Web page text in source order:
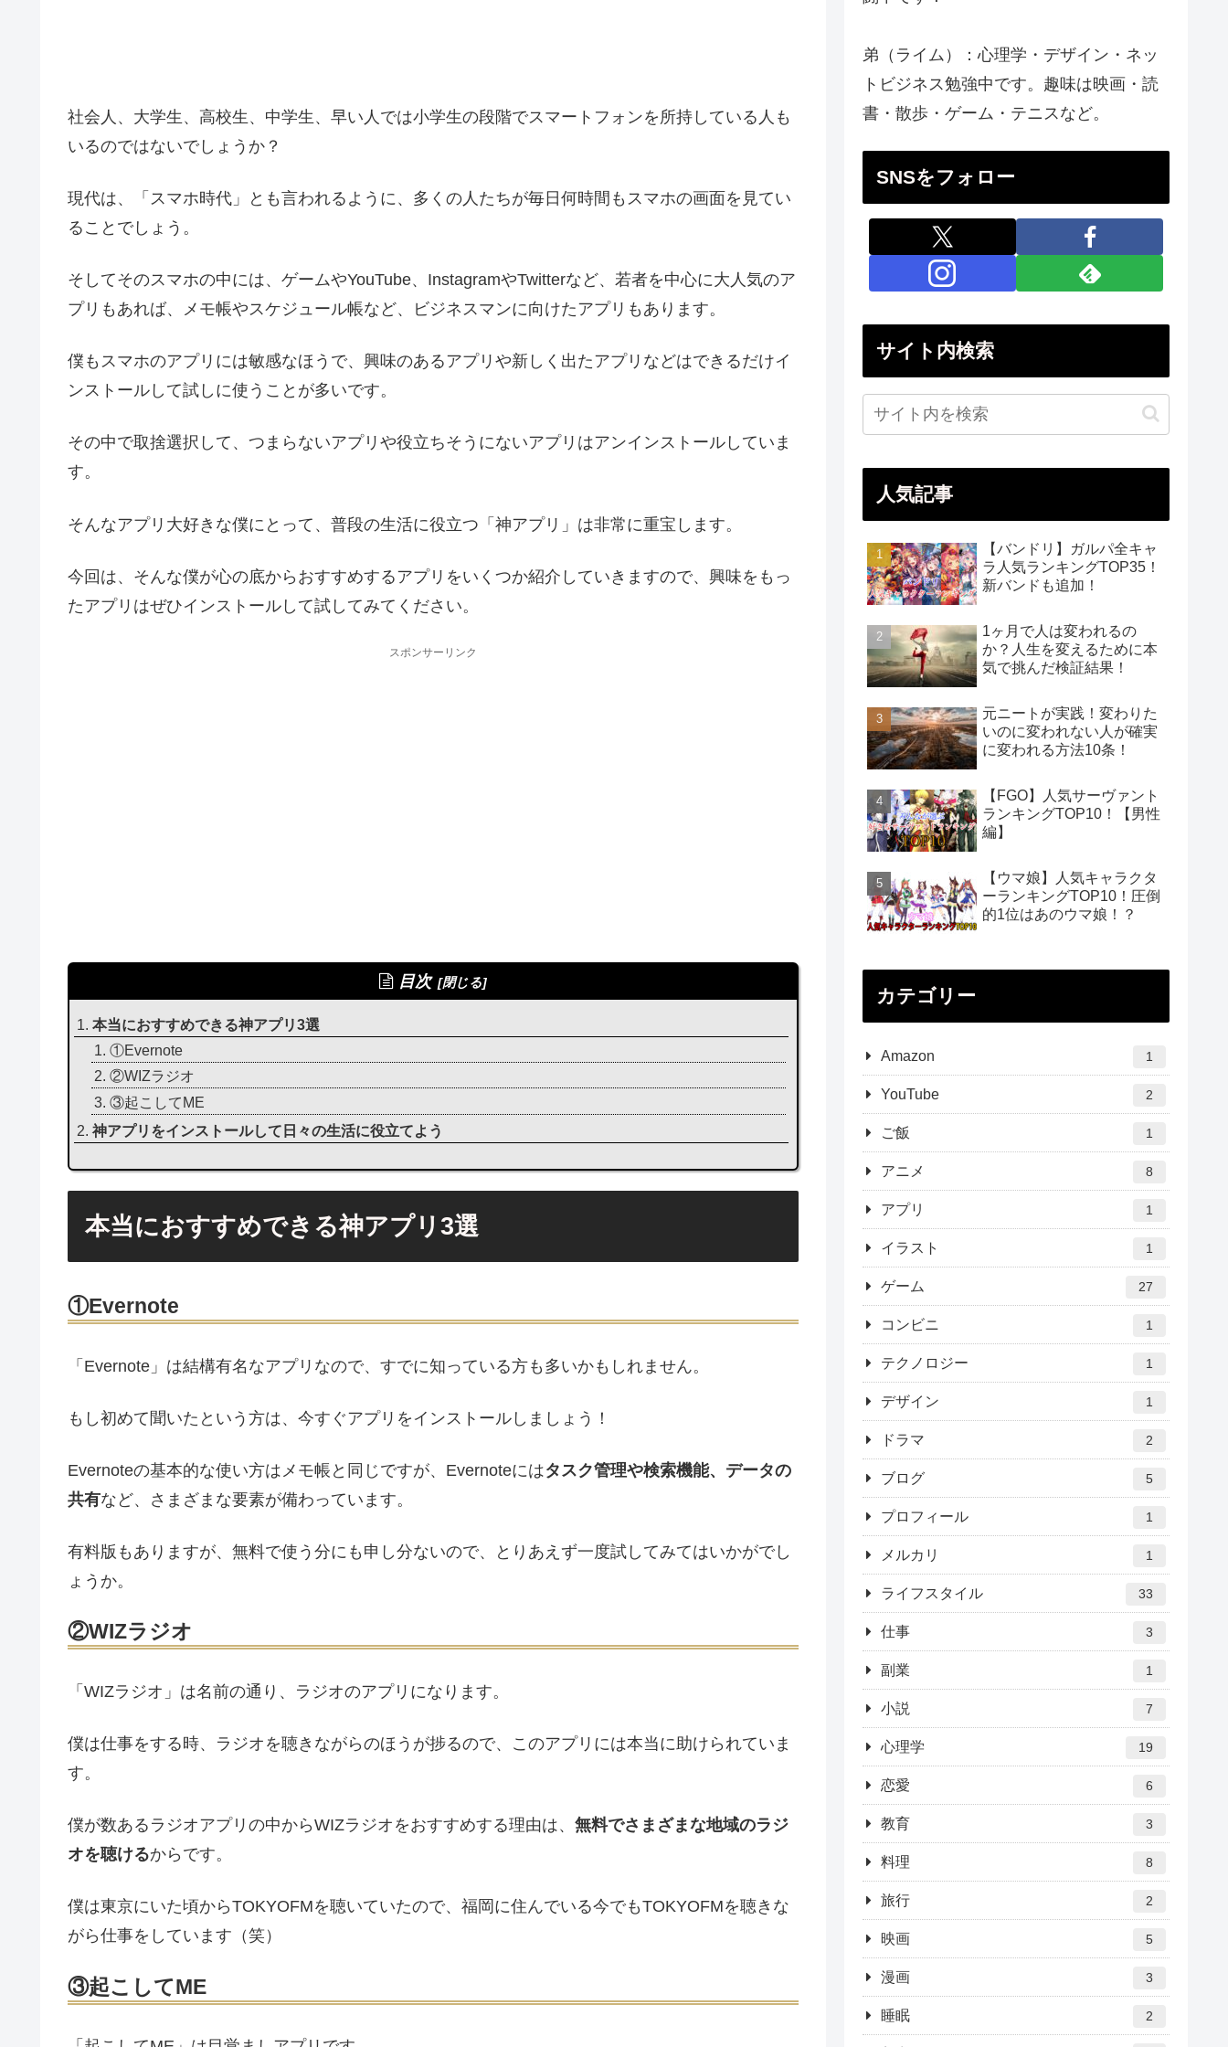
社会人、大学生、高校生、中学生、早い人では小学生の段階でスマートフォンを所持している人も
いるのではないでしょうか？
現代は、「スマホ時代」とも言われるように、多くの人たちが毎日何時間もスマホの画面を見てい
ることでしょう。
そしてそのスマホの中には、ゲームやYouTube、InstagramやTwitterなど、若者を中心に大人気のア
プリもあれば、メモ帳やスケジュール帳など、ビジネスマンに向けたアプリもあります。
僕もスマホのアプリには敏感なほうで、興味のあるアプリや新しく出たアプリなどはできるだけイ
ンストールして試しに使うことが多いです。
その中で取捨選択して、つまらないアプリや役立ちそうにないアプリはアンインストールしていま
す。
そんなアプリ大好きな僕にとって、普段の生活に役立つ「神アプリ」は非常に重宝します。
今回は、そんな僕が心の底からおすすめするアプリをいくつか紹介していきますので、興味をもっ
たアプリはぜひインストールして試してみてください。
スポンサーリンク
目次
本当におすすめできる神アプリ3選
①Evernote
②WIZラジオ
③起こしてME
神アプリをインストールして日々の生活に役立てよう
本当におすすめできる神アプリ3選
①Evernote
「Evernote」は結構有名なアプリなので、すでに知っている方も多いかもしれません。
もし初めて聞いたという方は、今すぐアプリをインストールしましょう！
Evernoteの基本的な使い方はメモ帳と同じですが、Evernoteにはタスク管理や検索機能、データの
共有など、さまざまな要素が備わっています。
有料版もありますが、無料で使う分にも申し分ないので、とりあえず一度試してみてはいかがでし
ょうか。
②WIZラジオ
「WIZラジオ」は名前の通り、ラジオのアプリになります。
僕は仕事をする時、ラジオを聴きながらのほうが捗るので、このアプリには本当に助けられていま
す。
僕が数あるラジオアプリの中からWIZラジオをおすすめする理由は、 無料でさまざまな地域のラジ
オを聴けるからです。
僕は東京にいた頃からTOKYOFMを聴いていたので、福岡に住んでいる今でもTOKYOFMを聴きな
がら仕事をしています（笑）
③起こしてME
弟（ライム）：心理学・デザイン・ネッ
トビジネス勉強中です。趣味は映画・読
書・散歩・ゲーム・テニスなど。
SNSをフォロー
サイト内検索
人気記事
【バンドリ】ガルパ全キャ
ラ人気ランキングTOP35！
新バンドも追加！
1ヶ月で人は変われるの
か？人生を変えるために本
気で挑んだ検証結果！
元ニートが実践！変わりた
いのに変われない人が確実
に変われる方法10条！
【FGO】人気サーヴァント
ランキングTOP10！【男性
編】
【ウマ娘】人気キャラクタ
ーランキングTOP10！圧倒
的1位はあのウマ娘！？
カテゴリー
Amazon 1
YouTube 2
ご飯 1
アニメ 8
アプリ 1
イラスト 1
ゲーム 27
コンビニ 1
テクノロジー 1
デザイン 1
ドラマ 2
ブログ 5
プロフィール 1
メルカリ 1
ライフスタイル 33
仕事 3
副業 1
小説 7
心理学 19
恋愛 6
教育 3
料理 8
旅行 2
映画 5
漫画 3
睡眠 2